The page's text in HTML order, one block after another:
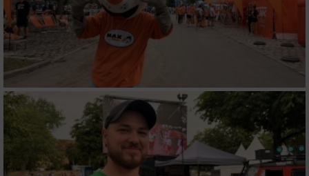
IAB-Besonderheiten:
Verwendung genauer Standortdaten
Geräte anhand von aktiv angeforderten
Informationen identifizieren
Nicht-IAB-Verarbeitungszwecke:
Notwendig